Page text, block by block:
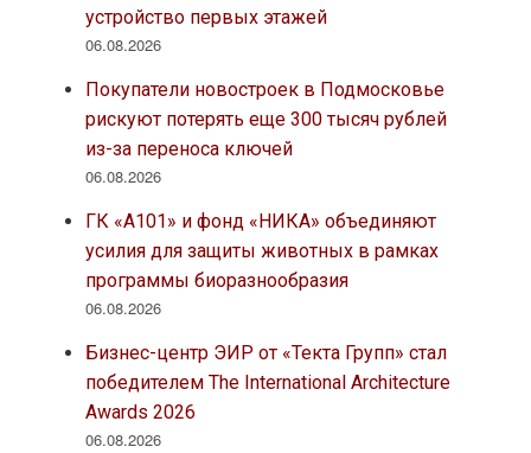
устройство первых этажей
06.08.2026
Покупатели новостроек в Подмосковье
рискуют потерять еще 300 тысяч рублей
из-за переноса ключей
06.08.2026
ГК «А101» и фонд «НИКА» объединяют
усилия для защиты животных в рамках
программы биоразнообразия
06.08.2026
Бизнес-центр ЭИР от «Текта Групп» стал
победителем The International Architecture
Awards 2026
06.08.2026